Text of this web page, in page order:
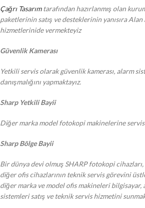
Çağrı Tasarımtarafından hazırlanmış olan
paketlerinin satış ve desteklerinin yanısıra Alan
hizmetlerinide vermekteyiz
Güvenlik Kamerası
Yetkili servis olarak güvenlik kamerası, alarm
danışmalığını yapmaktayız.
Sharp Yetkili Bayii
Diğer marka model fotokopi makinelerine
Sharp Bölge Bayii
Bir dünya devi olmuş SHARP fotokopi cihazları,
diğer ofis cihazlarının teknik servis görevini
diğer marka ve model ofis makineleri bilgisayar,
sistemleri satış ve teknik servis hizmetini